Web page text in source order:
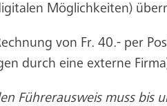
Möglichkeiten)
von Fr. 40.- per
durch eine externe
Führerausweis muss bis